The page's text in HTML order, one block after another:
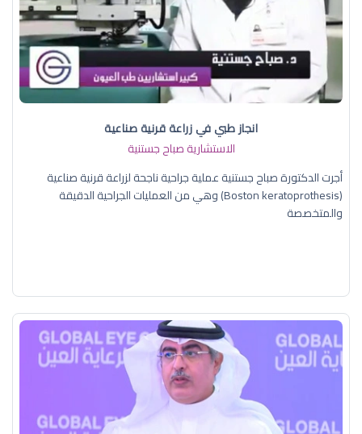
انجاز طبي في زراعة قرنية صناعية
الاستشارية صباح جستنية
أجرت الدكتورة صباح جستنية عملية جراحية ناجحة لزراعة قرنية صناعية
(Boston keratoprothesis) وهي من العمليات الجراحية الدقيقة
والمتخصصة